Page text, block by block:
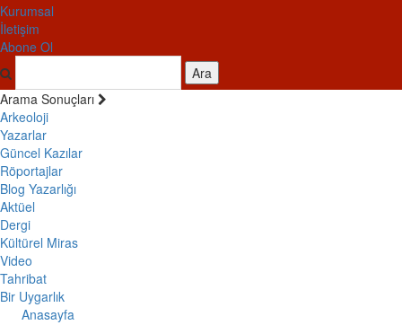
Kurumsal
İletişim
Abone Ol
Ara
Arama Sonuçları
Arkeoloji
Yazarlar
Güncel Kazılar
Röportajlar
Blog Yazarlığı
Aktüel
Dergi
Kültürel Miras
Video
Tahribat
Bir Uygarlık
Anasayfa